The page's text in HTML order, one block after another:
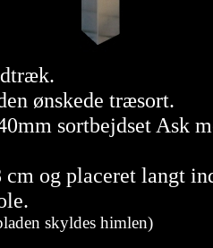
ønskede træsort.
sortbejdset Ask
og placeret langt
skyldes himlen)